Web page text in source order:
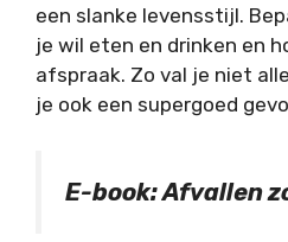
een slanke levensstijl.
je wil eten en drinken en
afspraak. Zo val je niet
je ook een supergoed
E-book: Afvallen